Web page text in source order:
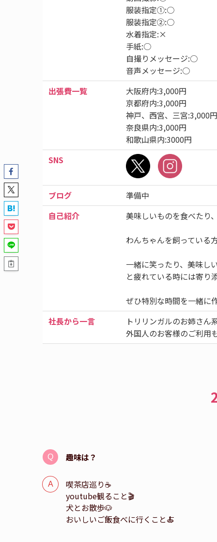
服装指定①:○
服装指定②:○
水着指定:×
手紙:○
自撮りメッセージ:○
音声メッセージ:○
出張費一覧
大阪府内:3,000円
京都府内:3,000円
神戸、西宮、三宮:3,000円
奈良県内:3,000円
和歌山県内:3000円
SNS
ブログ
準備中
自己紹介
美味しいものを食べたり
わんちゃんを飼っている
一緒に笑ったり、美味し
と疲れている時には寄り
ぜひ特別な時間を一緒に
社長から一言
トリリンガルのお姉さん
外国人のお客様のご利用
趣味は？
喫茶店巡り☕️
youtube観ること🎬
犬とお散歩🐶
おいしいご飯食べに行くこと🍝